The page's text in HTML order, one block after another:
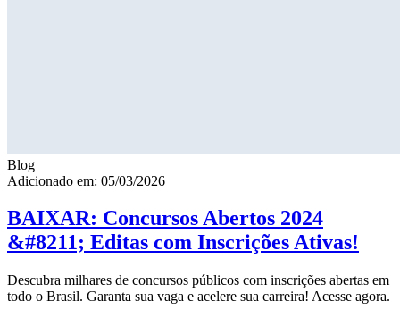
Blog
Adicionado em: 05/03/2026
BAIXAR: Concursos Abertos 2024
&#8211; Editas com Inscrições Ativas!
Descubra milhares de concursos públicos com inscrições abertas em
todo o Brasil. Garanta sua vaga e acelere sua carreira! Acesse agora.